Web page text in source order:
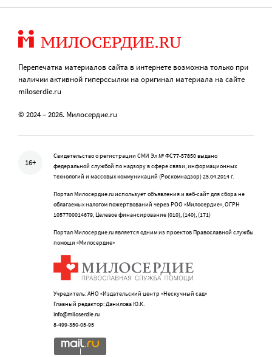
Перепечатка материалов сайта в интернете возможна только при
наличии активной гиперссылки на оригинал материала на сайте
miloserdie.ru
© 2024 – 2026. Милосердие.ru
16+
Свидетельство о регистрации СМИ Эл № ФС77-57850 выдано
федеральной службой по надзору в сфере связи, информационных
технологий и массовых коммуникаций (Роскомнадзор) 25.04.2014 г.
Портал Милосердие.ru использует объявления и веб-сайт для сбора не
облагаемых налогом пожертвований через РОО «Милосердие», ОГРН
1057700014679, Целевое финансирование (010), (140), (171)
Портал Милосердие.ru является одним из проектов Православной службы
помощи «Милосердие»
Учредитель: АНО «Издательский центр «Нескучный сад»
Главный редактор: Данилова Ю.К.
info@miloserdie.ru
8-499-350-05-95